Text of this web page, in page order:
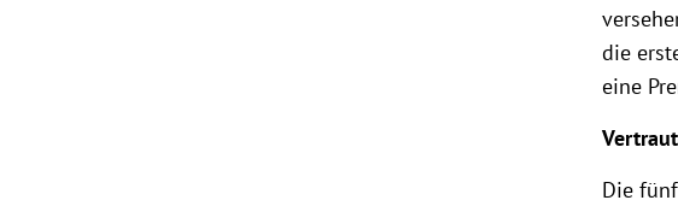
die
eine
Die